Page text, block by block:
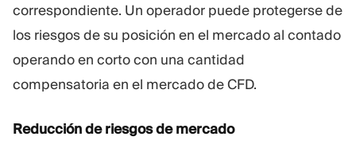
correspondiente. Un operador puede protegerse de
los riesgos de su posición en el mercado al contado
operando en corto con una cantidad
compensatoria en el mercado de CFD.
Reducción de riesgos de mercado